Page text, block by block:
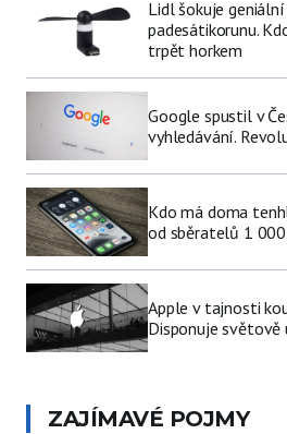
Lidl šokuje
padesátikorunu.
trpět horkem
Google spustil v
vyhledávání.
Kdo má doma
od sběratelů 1
Apple v tajnosti
Disponuje
ZAJÍMAVÉ POJMY